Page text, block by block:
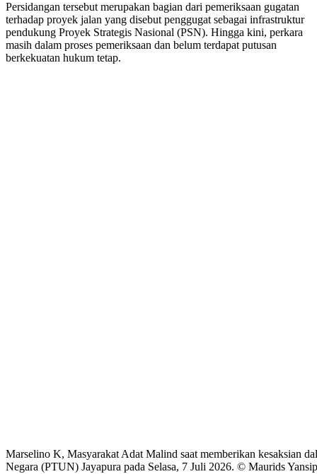
Persidangan tersebut merupakan bagian dari pemeriksaan gugatan
terhadap proyek jalan yang disebut penggugat sebagai infrastruktur
pendukung Proyek Strategis Nasional (PSN). Hingga kini, perkara
masih dalam proses pemeriksaan dan belum terdapat putusan
berkekuatan hukum tetap.
Marselino K, Masyarakat Adat Malind saat memberikan kesaksian
Negara (PTUN) Jayapura pada Selasa, 7 Juli 2026. © Maurids